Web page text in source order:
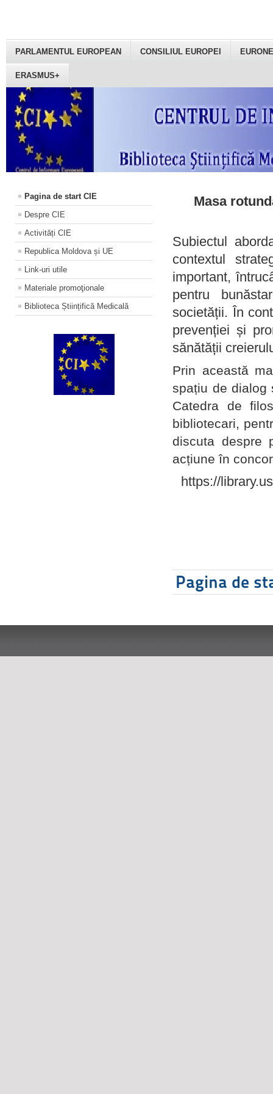
PARLAMENTUL EUROPEAN CONSILIUL EUROPEI
ERASMUS+
Pagina de start CIE
Despre CIE
Activități CIE
Republica Moldova și UE
Link-uri utile
Materiale promoţionale
Biblioteca Științifică Medicală
Masa
Subiectul
contextul
important,
pentru
societății. În
prevenției și
sănătății
Prin această
spațiu de dialog
Catedra de
bibliotecari,
discuta despre
acțiune în
https://
Pagina de